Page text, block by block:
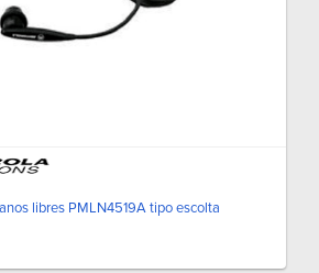
libres PMLN4519A tipo escolta